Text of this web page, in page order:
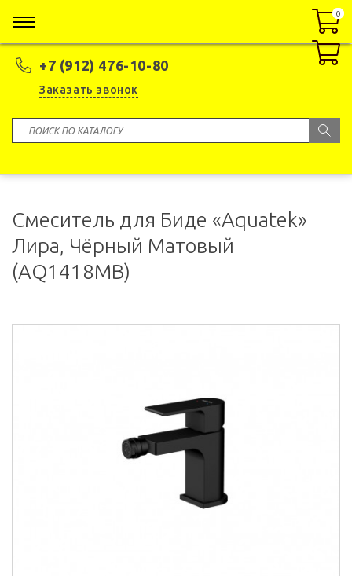
+7 (912) 476-10-80
Заказать звонок
0
0
Смеситель для Биде «Aquatek»
Лира, Чёрный Матовый
(AQ1418MB)